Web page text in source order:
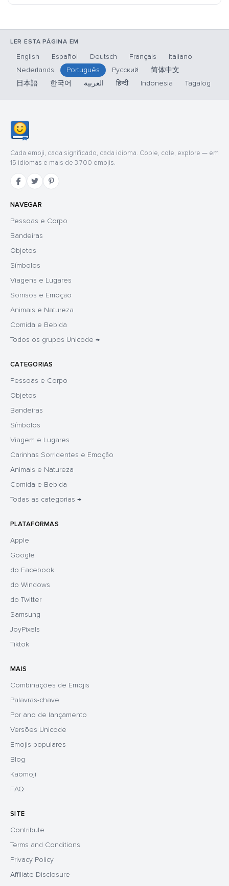
LER ESTA PÁGINA EM
English Español Deutsch Français
Italiano
Nederlands
Português Русский
简体中文
日本語
한국어 العربية हिन्दी Indonesia Tagalog
Cada emoji, cada significado, cada idioma. Copie, cole, explore — em
15 idiomas e mais de 3.700 emojis.
NAVEGAR
Pessoas e Corpo
Bandeiras
Objetos
Símbolos
Viagens e Lugares
Sorrisos e Emoção
Animais e Natureza
Comida e Bebida
Todos os grupos Unicode →
CATEGORIAS
Pessoas e Corpo
Objetos
Bandeiras
Símbolos
Viagem e Lugares
Carinhas Sorridentes e Emoção
Animais e Natureza
Comida e Bebida
Todas as categorias →
PLATAFORMAS
Apple
Google
do Facebook
do Windows
do Twitter
Samsung
JoyPixels
Tiktok
MAIS
Combinações de Emojis
Palavras-chave
Por ano de lançamento
Versões Unicode
Emojis populares
Blog
Kaomoji
FAQ
SITE
Contribute
Terms and Conditions
Privacy Policy
Affiliate Disclosure